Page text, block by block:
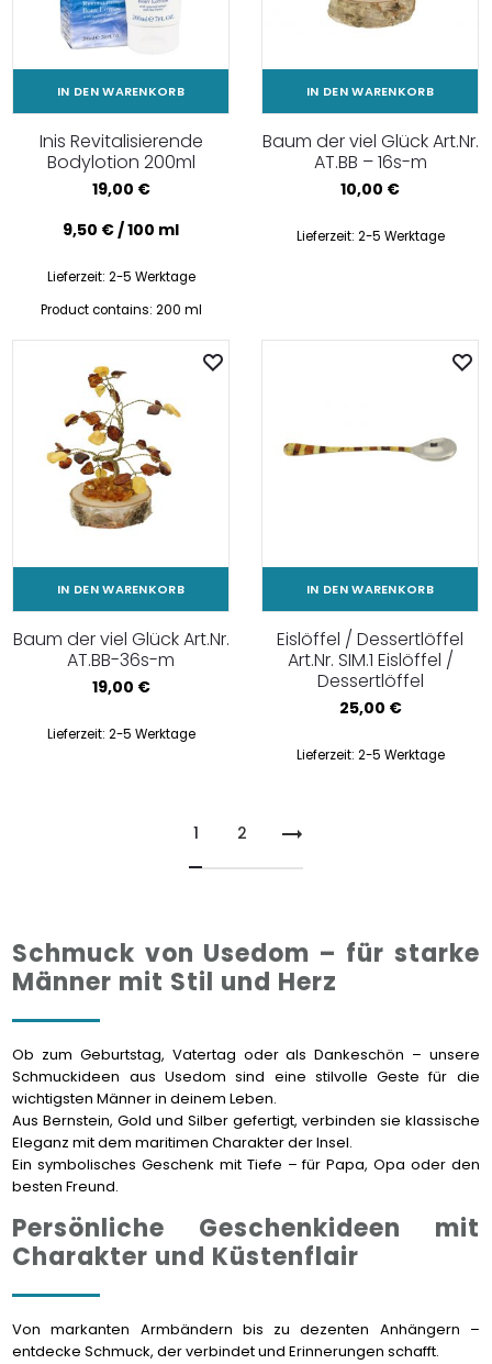
IN DEN WARENKORB
Inis Revitalisierende
Bodylotion 200ml
19,00 €
9,50 € /100 ml
Lieferzeit: 2-5 Werktage
Product contains: 200 ml
IN DEN WARENKORB
Baum der viel Glück Art.Nr.
AT.BB – 16s-m
10,00 €
Lieferzeit: 2-5 Werktage
IN DEN WARENKORB
Baum der viel Glück Art.Nr.
AT.BB-36s-m
19,00 €
Lieferzeit: 2-5 Werktage
IN DEN WARENKORB
Eislöffel / Dessertlöffel
Art.Nr. SIM.1 Eislöffel /
Dessertlöffel
25,00 €
Lieferzeit: 2-5 Werktage
1 2
Schmuck von Usedom – für starke
Männer mit Stil und Herz
Ob zum Geburtstag, Vatertag oder als Dankeschön – unsere
Schmuckideen aus Usedom sind eine stilvolle Geste für die
wichtigsten Männer in deinem Leben.
Aus Bernstein, Gold und Silber gefertigt, verbinden sie klassische
Eleganz mit dem maritimen Charakter der Insel.
Ein symbolisches Geschenk mit Tiefe – für Papa, Opa oder den
besten Freund.
Persönliche Geschenkideen mit
Charakter und Küstenflair
Von markanten Armbändern bis zu dezenten Anhängern –
entdecke Schmuck, der verbindet und Erinnerungen schafft.